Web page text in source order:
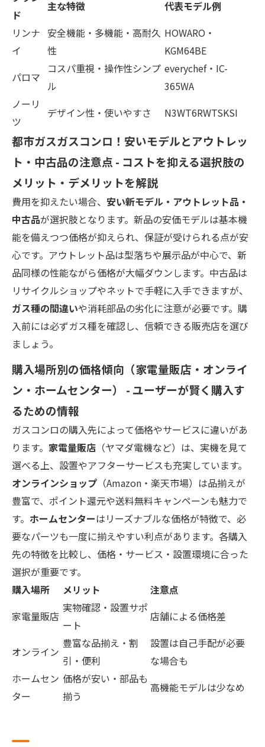
ド
主な特徴
代表モデル例
リンナ
イ
安全機能・多機能・高耐久
性
HOWARO・
KGM64BE
パロマ
コスパ重視・操作性シンプ
ル
everychef・IC-
365WA
ノーリ
ツ
デザイン性・使いやすさ N3WT6RWTSKSI
都市ガスガスコンロ！安いモデルとアウトレッ
ト・中古品の注意点 - コストを抑える選択肢の
メリット・デメリットを解説
費用を抑えたい場合、 安い新モデル・アウトレット品・
中古品が選択肢となります。新品の安価モデルは基本機
能を備えつつ価格が抑えられ、保証が受けられる点が安
心です。アウトレット品は型落ちや展示品が中心で、新
品同様の性能ながら価格が大幅ダウンします。中古品は
リサイクルショップやネットで手軽に入手できますが、
ガス種の間違いや消耗部品の劣化に注意が必要です。購
入前には必ずガス種を確認し、信頼できる販売店を選び
ましょう。
購入場所別の価格傾向（家電量販店・オンライ
ン・ホームセンター） - ユーザーが賢く購入す
るための情報
ガスコンロの購入先によって価格やサービスに違いがあ
ります。 家電量販店 （ヤマダ電機など）は、実機を見て
選べる上、設置やアフターサービスも充実しています。
オンラインショップ （Amazon・楽天市場）は品揃えが
豊富で、ポイント還元や送料無料キャンペーンも魅力で
す。 ホームセンターはリーズナブルな価格が特徴で、必
要なパーツも一度に揃えやすい利点があります。各購入
先の特徴を比較し、価格・サービス・設置環境に合った
選択が重要です。
購入場所
メリット
注意点
家電量販店
実物確認・設置サポ
ート
店舗による価格差
オンライン
豊富な品揃え・割
引・便利
設置は自己手配が必要
な場合も
ホームセン
ター
価格が安い・部品も
揃う
高機能モデルは少なめ